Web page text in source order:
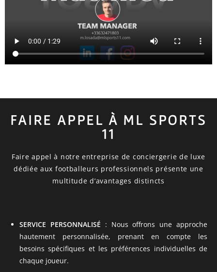
FAIRE APPEL À ML SPORTS
11
Faire appel à notre entreprise de conciergerie de luxe
dédiée aux footballeurs professionnels présente une
multitude d’avantages distincts
SERVICE PERSONNALISÉ : Nous offrons une approche
hautement personnalisée, prenant en compte les
besoins spécifiques et les préférences individuelles de
chaque joueur.